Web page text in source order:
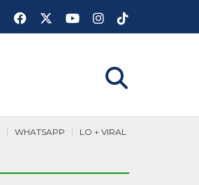
LO + VIRAL
WHATSAPP